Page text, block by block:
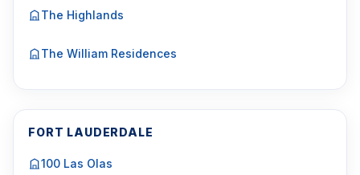
The Highlands
The William Residences
FORT LAUDERDALE
100 Las Olas